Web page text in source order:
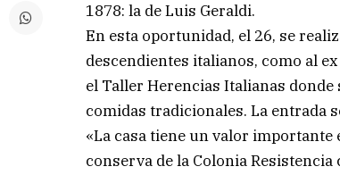
1878: la de Luis Geraldi.
En esta oportunidad, el 26, se
descendientes italianos, como al
el Taller Herencias Italianas donde
comidas tradicionales. La entrada
«La casa tiene un valor importante
conserva de la Colonia